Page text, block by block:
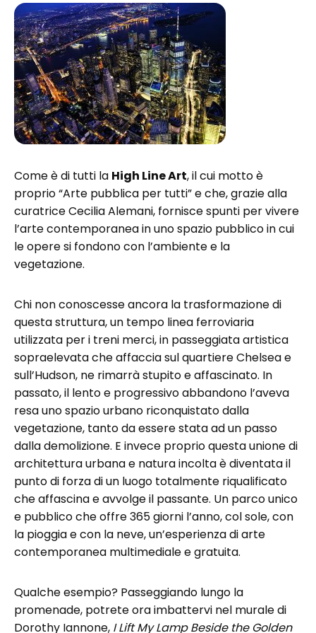
Come è di tutti la High Line Art, il cui motto è
proprio “Arte pubblica per tutti” e che, grazie alla
curatrice Cecilia Alemani, fornisce spunti per vivere
l’arte contemporanea in uno spazio pubblico in cui
le opere si fondono con l’ambiente e la
vegetazione.
Chi non conoscesse ancora la trasformazione di
questa struttura, un tempo linea ferroviaria
utilizzata per i treni merci, in passeggiata artistica
sopraelevata che affaccia sul quartiere Chelsea e
sull’Hudson, ne rimarrà stupito e affascinato. In
passato, il lento e progressivo abbandono l’aveva
resa uno spazio urbano riconquistato dalla
vegetazione, tanto da essere stata ad un passo
dalla demolizione. E invece proprio questa unione di
architettura urbana e natura incolta è diventata il
punto di forza di un luogo totalmente riqualificato
che affascina e avvolge il passante. Un parco unico
e pubblico che offre 365 giorni l’anno, col sole, con
la pioggia e con la neve, un’esperienza di arte
contemporanea multimediale e gratuita.
Qualche esempio? Passeggiando lungo la
promenade, potrete ora imbattervi nel murale di
Dorothy Iannone, I Lift My Lamp Beside the Golden